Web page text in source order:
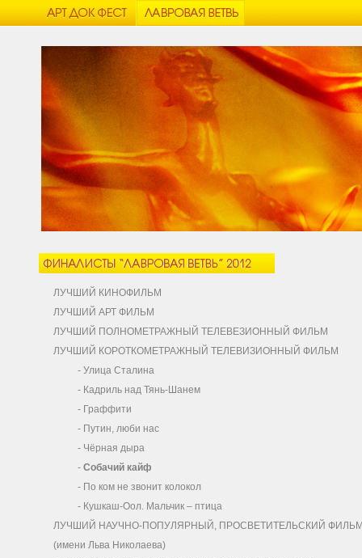
ЛУЧШИЙ КИНОФИЛЬМ
ЛУЧШИЙ АРТ ФИЛЬМ
ЛУЧШИЙ ПОЛНОМЕТРАЖНЫЙ ТЕЛЕВЕЗИОННЫЙ ФИЛЬМ
ЛУЧШИЙ КОРОТКОМЕТРАЖНЫЙ ТЕЛЕВИЗИОННЫЙ ФИЛЬМ
- Улица Сталина
- Кадриль над Тянь-Шанем
- Граффити
- Путин, люби нас
- Чёрная дыра
- Собачий кайф
- По ком не звонит колокол
- Кушкаш-Оол. Мальчик – птица
ЛУЧШИЙ НАУЧНО-ПОПУЛЯРНЫЙ, ПРОСВЕТИТЕЛЬСКИЙ
(имени Льва Николаева)